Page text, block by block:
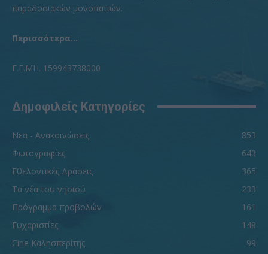
παραδοσιακών μονοπατιών.
Περισσότερα...
Γ.Ε.ΜΗ. 159943738000
Δημοφιλείς Κατηγορίες
Νεα - Ανακοινώσεις
853
Φωτογραφίες
643
Εθελοντικές Δράσεις
365
Τα νέα του νησιού
233
Πρόγραμμα προβολών
161
Ευχαριστίες
148
Cine Καλησπερίτης
99